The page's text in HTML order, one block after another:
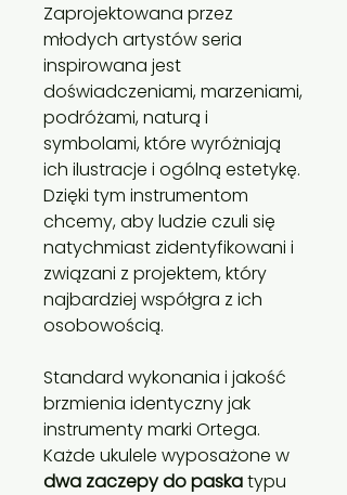
Zaprojektowana przez
młodych artystów seria
inspirowana jest
doświadczeniami, marzeniami,
podróżami, naturą i
symbolami, które wyróżniają
ich ilustracje i ogólną estetykę.
Dzięki tym instrumentom
chcemy, aby ludzie czuli się
natychmiast zidentyfikowani i
związani z projektem, który
najbardziej współgra z ich
osobowością.
Standard wykonania i jakość
brzmienia identyczny jak
instrumenty marki Ortega.
Każde ukulele wyposażone w
dwa zaczepy do paskatypu